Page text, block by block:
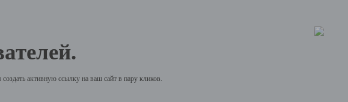
активную ссылку на ваш сайт в пару кликов.